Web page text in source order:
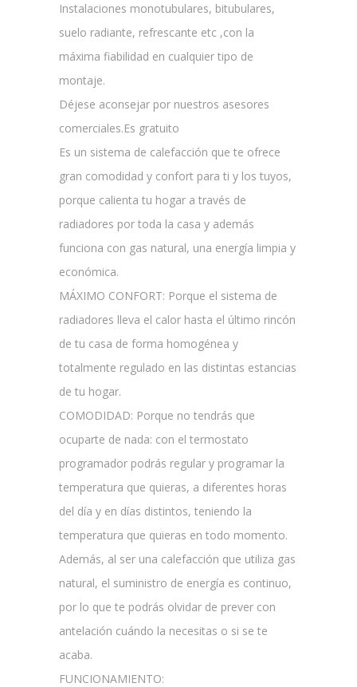
Instalaciones monotubulares, bitubulares,
suelo radiante, refrescante etc ,con la
máxima fiabilidad en cualquier tipo de
montaje.
Déjese aconsejar por nuestros asesores
comerciales.Es gratuito
Es un sistema de calefacción que te ofrece
gran comodidad y confort para ti y los tuyos,
porque calienta tu hogar a través de
radiadores por toda la casa y además
funciona con gas natural, una energía limpia y
económica.
MÁXIMO CONFORT: Porque el sistema de
radiadores lleva el calor hasta el último rincón
de tu casa de forma homogénea y
totalmente regulado en las distintas estancias
de tu hogar.
COMODIDAD: Porque no tendrás que
ocuparte de nada: con el termostato
programador podrás regular y programar la
temperatura que quieras, a diferentes horas
del día y en días distintos, teniendo la
temperatura que quieras en todo momento.
Además, al ser una calefacción que utiliza gas
natural, el suministro de energía es continuo,
por lo que te podrás olvidar de prever con
antelación cuándo la necesitas o si se te
acaba.
FUNCIONAMIENTO: